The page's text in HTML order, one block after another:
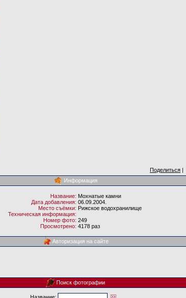
Поделиться |
Информация
Название: Мохнатые камни
Дата добавления: 06.09.2004.
Место съёмки: Рижское водохранилище
Техническая информация:
Номер фото: 249
Просмотрено: 4178 раз
Авторизация на сайте
Поиск фотографии